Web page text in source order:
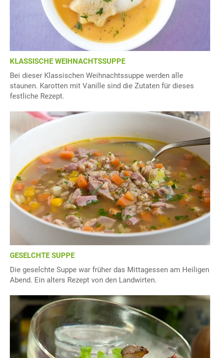
KLASSISCHE WEIHNACHTSSUPPE
Bei dieser Klassischen Weihnachtssuppe werden alle
staunen. Karotten mit Vanille sind die Zutaten für dieses
festliche Rezept.
GESELCHTE SUPPE
Die geselchte Suppe war früher das Mittagessen am Heiligen
Abend. Ein alters Rezept von den Landwirten.